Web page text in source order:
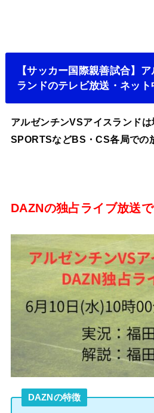
【サッカー国際親善試合】
ランドのテレビ放送・ネット
アルゼンチンVSアイスランド
SPORTSなどBS・CS各局での
DAZNの独占ライブ放送
DAZNの特徴